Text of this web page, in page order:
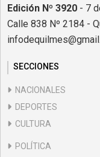
Edición Nº 3920 - 7
Calle 838 Nº 2184 -
SECCIONES
NACIONALES
DEPORTES
CULTURA
POLÍTICA